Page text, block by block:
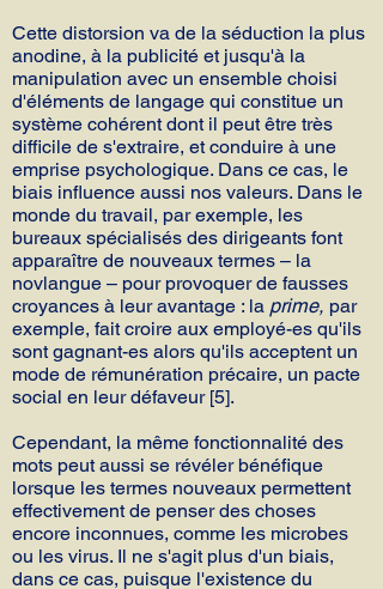
Cette distorsion va de la séduction la plus
anodine, à la publicité et jusqu'à la
manipulation avec un ensemble choisi
d'éléments de langage qui constitue un
système cohérent dont il peut être très
difficile de s'extraire, et conduire à une
emprise psychologique. Dans ce cas, le
biais influence aussi nos valeurs. Dans le
monde du travail, par exemple, les
bureaux spécialisés des dirigeants font
apparaître de nouveaux termes – la
novlangue – pour provoquer de fausses
croyances à leur avantage : la prime, par
exemple, fait croire aux employé-es qu'ils
sont gagnant-es alors qu'ils acceptent un
mode de rémunération précaire, un pacte
social en leur défaveur [5].
Cependant, la même fonctionnalité des
mots peut aussi se révéler bénéfique
lorsque les termes nouveaux permettent
effectivement de penser des choses
encore inconnues, comme les microbes
ou les virus. Il ne s'agit plus d'un biais,
dans ce cas, puisque l'existence du